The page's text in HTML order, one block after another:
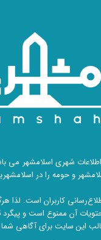
شهری اسلامشهر می
و حومه را در
کاربران است. لذا
آن ممنوع است و پیگرد
این سایت برای آگاهی